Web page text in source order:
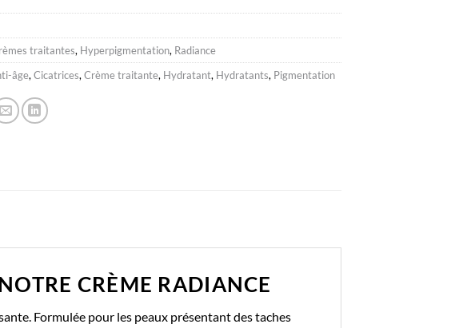
traitantes, Hyperpigmentation, Radiance
âge,Cicatrices,Crème traitante, Hydratant, Hydratants, Pigmentation
CRÈME RADIANCE
Formulée pour les peaux présentant des taches